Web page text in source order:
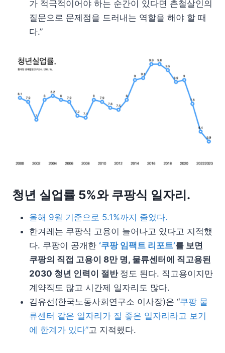
가 적극적이어야 하는 순간이 있다면 촌철살인의
질문으로 문제점을 드러내는 역할을 해야 할 때
다.”
청년 실업률 5%와 쿠팡식 일자리.
올해 9월 기준으로 5.1%까지 줄었다.
한겨레는 쿠팡식 고용이 늘어나고 있다고 지적했
다. 쿠팡이 공개한 ‘쿠팡 임팩트 리포트’를 보면
쿠팡의 직접 고용이 8만 명, 물류센터에 직고용된
2030 청년 인력이 절반 정도 된다. 직고용이지만
계약직도 많고 시간제 일자리도 많다.
김유선(한국노동사회연구소 이사장)은 “쿠팡 물
류센터 같은 일자리가 질 좋은 일자리라고 보기
에 한계가 있다”고 지적했다.